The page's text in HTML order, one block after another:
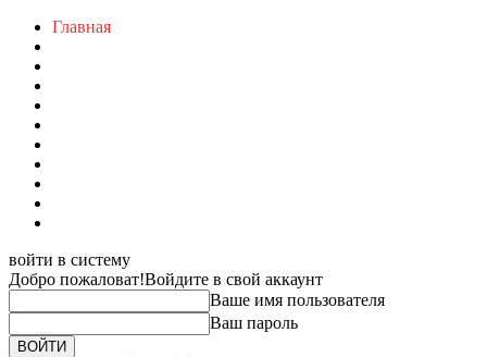
Главная
войти в систему
Добро пожаловат!Войдите в свой аккаунт
Ваше имя пользователя
Ваш пароль